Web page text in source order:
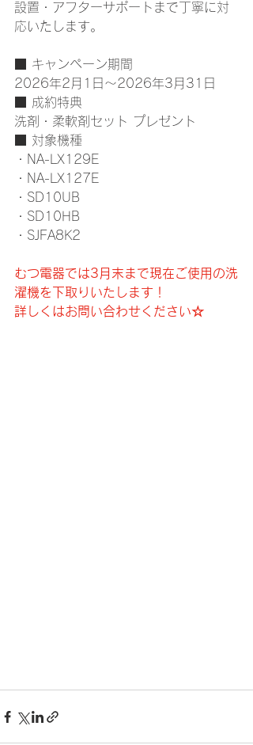
設置・アフターサポートまで丁寧に対
応いたします。
■ キャンペーン期間
2026年2月1日～2026年3月31日
■ 成約特典
洗剤・柔軟剤セット プレゼント
■ 対象機種
・NA-LX129E
・NA-LX127E
・SD10UB
・SD10HB
・SJFA8K2
むつ電器では3月末まで現在ご使用の洗
濯機を下取りいたします！
詳しくはお問い合わせください☆